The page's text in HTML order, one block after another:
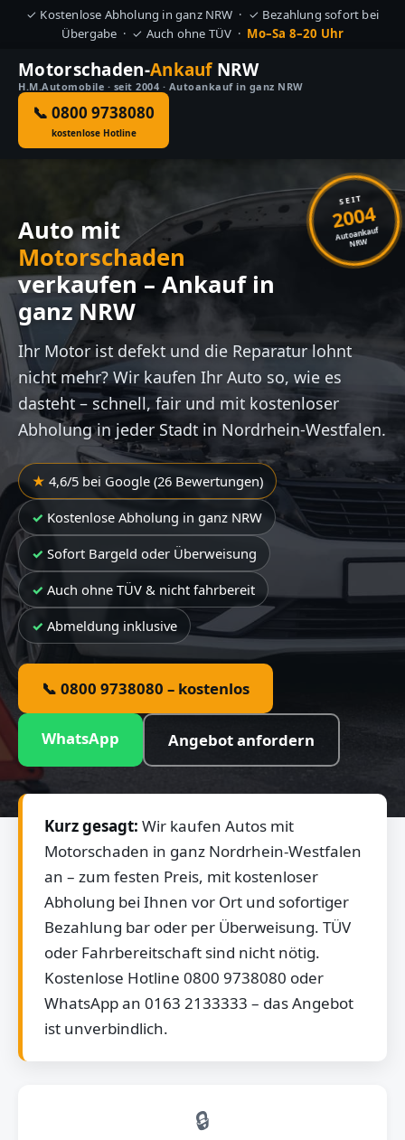
✓ Kostenlose Abholung in ganz NRW · ✓ Bezahlung sofort bei
Übergabe · ✓ Auch ohne TÜV · Mo–Sa 8–20 Uhr
Motorschaden-AnkaufNRW
H.M.Automobile · seit 2004 · Autoankauf in ganz NRW
📞 0800 9738080
kostenlose Hotline
SEIT
2004
Autoankauf
NRW
Auto mit
Motorschaden
verkaufen – Ankauf in
ganz NRW
Ihr Motor ist defekt und die Reparatur lohnt
nicht mehr? Wir kaufen Ihr Auto so, wie es
dasteht – schnell, fair und mit kostenloser
Abholung in jeder Stadt in Nordrhein-Westfalen.
4,6/5 bei Google (26 Bewertungen)
Kostenlose Abholung in ganz NRW
Sofort Bargeld oder Überweisung
Auch ohne TÜV & nicht fahrbereit
Abmeldung inklusive
📞 0800 9738080 – kostenlos
WhatsApp Angebot anfordern
Kurz gesagt: Wir kaufen Autos mit
Motorschaden in ganz Nordrhein-Westfalen
an – zum festen Preis, mit kostenloser
Abholung bei Ihnen vor Ort und sofortiger
Bezahlung bar oder per Überweisung. TÜV
oder Fahrbereitschaft sind nicht nötig.
Kostenlose Hotline 0800 9738080 oder
WhatsApp an 0163 2133333 – das Angebot
ist unverbindlich.
🔒